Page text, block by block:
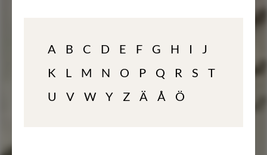
A B C D E F G H I
J
K
L M N O P Q R S
T
U
V W Y Z Ä Å Ö